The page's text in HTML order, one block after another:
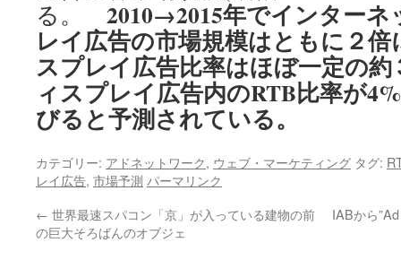
る。 2010→2015年でインター
レイ広告の市場規模はともに２
スプレイ広告比率はほぼ一定の
ィスプレイ広告内のRTB比率が
びると予測されている。
カテゴリー: アドネットワーク, ウェブ・マーケティング タグ:
レイ広告, 市場予測 パーマリンク
← 世界最速スパコン「京」が入っている建物の前
の巨大そろばんのオブジェ
IABから